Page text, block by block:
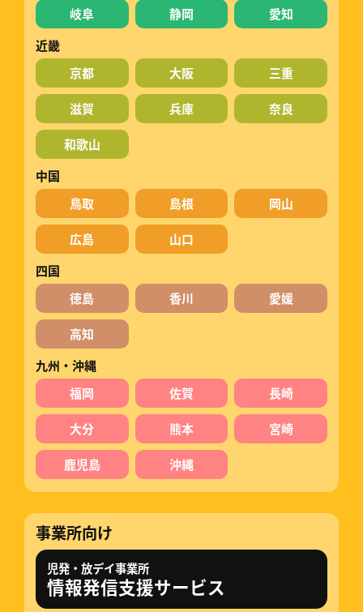
岐阜 静岡
愛知
近畿
京都
大阪 三重
滋賀 兵庫 奈良
和歌山
中国
鳥取
島根 岡山
広島
山口
四国
徳島
香川 愛媛
高知
九州・沖縄
福岡
佐賀 長崎
大分 熊本 宮崎
鹿児島 沖縄
事業所向け
児発・放デイ事業所
情報発信支援サービス